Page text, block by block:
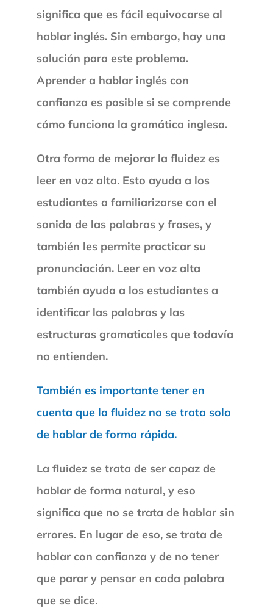
significa que es fácil equivocarse al
hablar inglés. Sin embargo, hay una
solución para este problema.
Aprender a hablar inglés con
confianza es posible si se comprende
cómo funciona la gramática inglesa.
Otra forma de mejorar la fluidez es
leer en voz alta. Esto ayuda a los
estudiantes a familiarizarse con el
sonido de las palabras y frases, y
también les permite practicar su
pronunciación. Leer en voz alta
también ayuda a los estudiantes a
identificar las palabras y las
estructuras gramaticales que todavía
no entienden.
También es importante tener en
cuenta que la fluidez no se trata solo
de hablar de forma rápida.
La fluidez se trata de ser capaz de
hablar de forma natural, y eso
significa que no se trata de hablar sin
errores. En lugar de eso, se trata de
hablar con confianza y de no tener
que parar y pensar en cada palabra
que se dice.